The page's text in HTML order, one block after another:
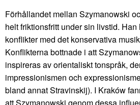
Förhållandet mellan Szymanowski
helt friktionsfritt under sin livstid.
konflikter med det konservativa
Konflikterna bottnade i att
inspireras av orientaliskt tonspråk,
impressionismen och
bland annat Stravinskij). I Kraków